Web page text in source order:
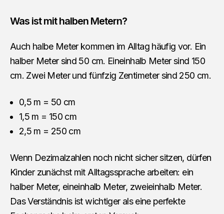
Was ist mit halben Metern?
Auch halbe Meter kommen im Alltag häufig vor. Ein
halber Meter sind 50 cm. Eineinhalb Meter sind 150
cm. Zwei Meter und fünfzig Zentimeter sind 250 cm.
0,5 m = 50 cm
1,5 m = 150 cm
2,5 m = 250 cm
Wenn Dezimalzahlen noch nicht sicher sitzen, dürfen
Kinder zunächst mit Alltagssprache arbeiten: ein
halber Meter, eineinhalb Meter, zweieinhalb Meter.
Das Verständnis ist wichtiger als eine perfekte